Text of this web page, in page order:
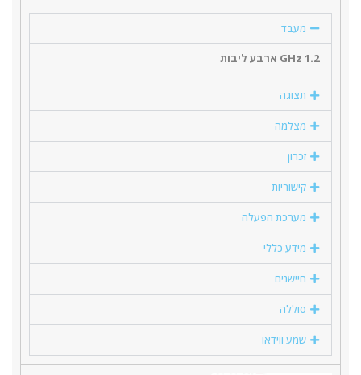
מעבד
1.2 GHz ארבע ליבות
תצוגה
מצלמה
זכרון
קישוריות
מערכת הפעלה
מידע כללי
חיישנים
סוללה
שמע ווידאו